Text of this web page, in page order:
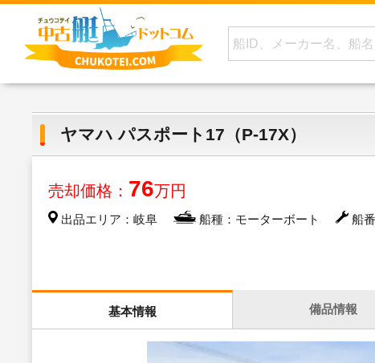
ヤマハ パスポート17（P-17X）
売却価格： 76万円
出品エリア：岐阜 船種：モーターボート 船
基本情報 備品情報